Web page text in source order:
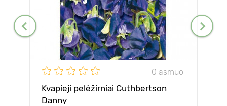
0 asmuo
Kvapieji pelėžirniai Cuthbertson
Danny